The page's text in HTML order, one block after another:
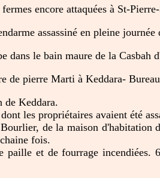
encore attaquées à St-
assassiné en pleine
dans le bain maure de la Casbah
de pierre Marti à Keddara-
de Keddara.
les propriétaires avaient été
de la maison
fois.
paille et de fourrage